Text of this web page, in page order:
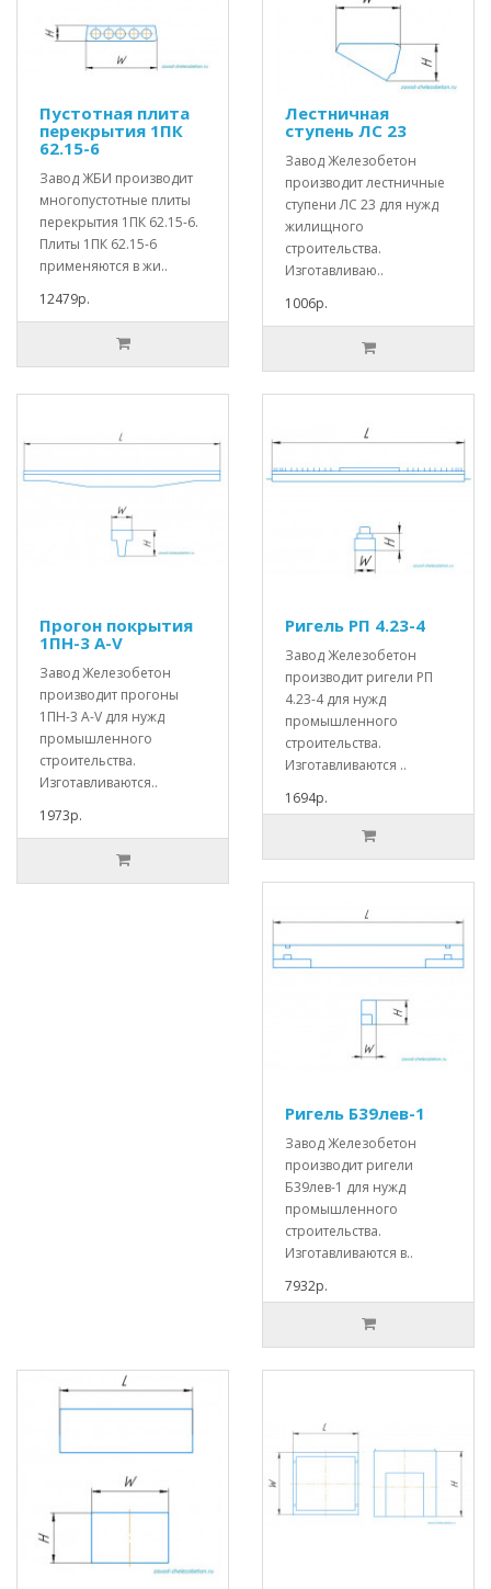
Пустотная плита
перекрытия 1ПК
62.15-6
Завод ЖБИ производит
многопустотные плиты
перекрытия 1ПК 62.15-6.
Плиты 1ПК 62.15-6
применяются в жи..
12479р.
Лестничная
ступень ЛС 23
Завод Железобетон
производит лестничные
ступени ЛС 23 для нужд
жилищного
строительства.
Изготавливаю..
1006р.
Прогон покрытия
1ПН-3 А-V
Завод Железобетон
производит прогоны
1ПН-3 А-V для нужд
промышленного
строительства.
Изготавливаются..
1973р.
Ригель РП 4.23-4
Завод Железобетон
производит ригели РП
4.23-4 для нужд
промышленного
строительства.
Изготавливаются ..
1694р.
Ригель Б39лев-1
Завод Железобетон
производит ригели
Б39лев-1 для нужд
промышленного
строительства.
Изготавливаются в..
7932р.